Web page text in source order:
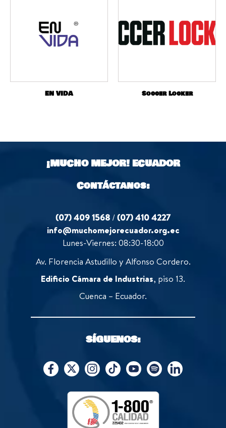
EN VIDA Soccer Locker
¡MUCHO MEJOR!ECUADOR
Contáctanos:
(07) 409 1568 /(07) 410 4227
info@muchomejorecuador.org.ec
Lunes-Viernes: 08:30-18:00
Av. Florencia Astudillo y Alfonso Cordero.
Edificio Cámara de Industrias, piso 13.
Cuenca – Ecuador.
SÍGUENOS: